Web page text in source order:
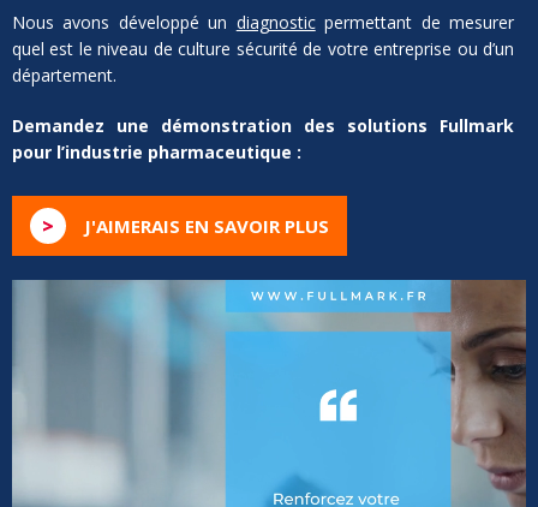
Nous avons développé un diagnosticpermettant de mesurer
quel est le niveau de culture sécurité de votre entreprise ou d’un
département.
Demandez une démonstration des solutions Fullmark
pour l’industrie pharmaceutique :
> J'AIMERAIS EN SAVOIR PLUS